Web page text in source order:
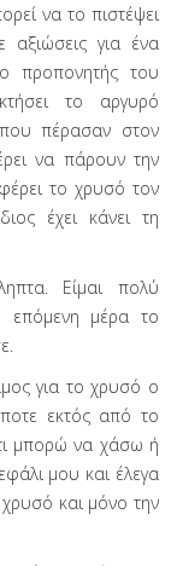
να το πιστέψει
για ένα
προπονητής του
το αργυρό
πέρασαν στον
να πάρουν την
το χρυσό τον
έχει κάνει τη
Είμαι πολύ
επόμενη μέρα το
για το χρυσό ο
εκτός από το
μπορώ να χάσω ή
μου και έλεγα
και μόνο την